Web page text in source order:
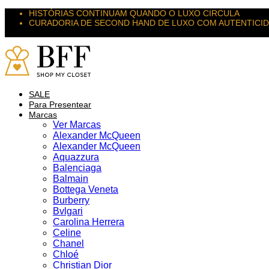
HISTÓRIAS CONTINUAM QUANDO O LUXO CIRCULA
CURADORIA DE SECOND HAND DE LUXO COM
SALE
Para Presentear
Marcas
Ver Marcas
Alexander McQueen
Alexander McQueen
Aquazzura
Balenciaga
Balmain
Bottega Veneta
Burberry
Bvlgari
Carolina Herrera
Celine
Chanel
Chloé
Christian Dior